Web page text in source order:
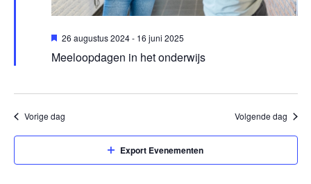
Uitgelicht
26 augustus 2024- 16 juni 2025
Meeloopdagen in het onderwijs
Vorige dag Volgende dag
Export Evenementen